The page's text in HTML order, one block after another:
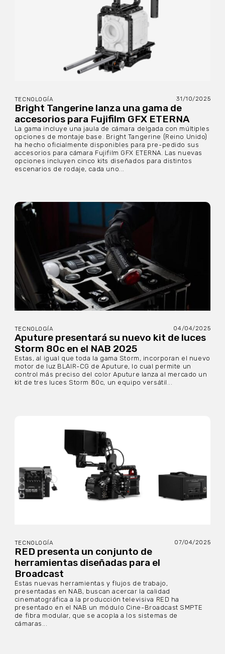
TECNOLOGÍA 31/10/2025
Bright Tangerine lanza una gama de
accesorios para Fujifilm GFX ETERNA
La gama incluye una jaula de cámara delgada con múltiples
opciones de montaje base. Bright Tangerine (Reino Unido)
ha hecho oficialmente disponibles para pre-pedido sus
accesorios para cámara Fujifilm GFX ETERNA. Las nuevas
opciones incluyen cinco kits diseñados para distintos
escenarios de rodaje, cada uno...
TECNOLOGÍA 04/04/2025
Aputure presentará su nuevo kit de luces
Storm 80c en el NAB 2025
Estas, al igual que toda la gama Storm, incorporan el nuevo
motor de luz BLAIR-CG de Aputure, lo cual permite un
control más preciso del color Aputure lanza al mercado un
kit de tres luces Storm 80c, un equipo versátil...
TECNOLOGÍA 07/04/2025
RED presenta un conjunto de
herramientas diseñadas para el
Broadcast
Estas nuevas herramientas y flujos de trabajo,
presentadas en NAB, buscan acercar la calidad
cinematográfica a la producción televisiva RED ha
presentado en el NAB un módulo Cine-Broadcast SMPTE
de fibra modular, que se acopla a los sistemas de
cámaras...